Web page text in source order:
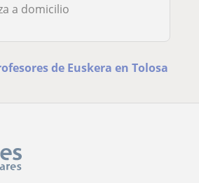
a domicilio
de Euskera en Tolosa